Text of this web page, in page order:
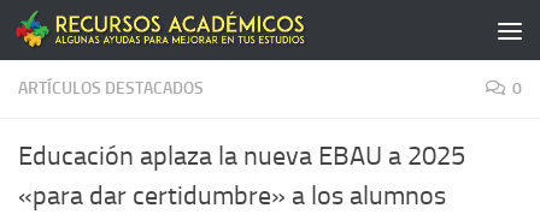
Saltar al contenido
ARTÍCULOS DESTACADOS 0
Educación aplaza la nueva EBAU a 2025
«para dar certidumbre» a los alumnos